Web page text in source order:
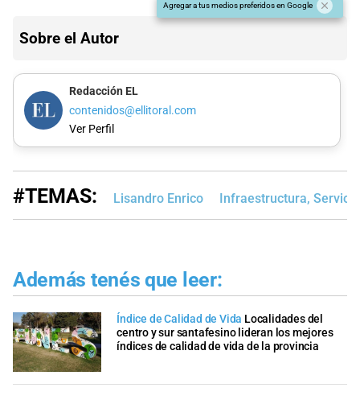
Agregar a tus medios preferidos en Google
Sobre el Autor
Redacción EL
contenidos@ellitoral.com
Ver Perfil
#TEMAS: Lisandro Enrico Infraestructura,
Además tenés que leer:
Índice de Calidad de Vida Localidades del
centro y sur santafesino lideran los mejores
índices de calidad de vida de la provincia